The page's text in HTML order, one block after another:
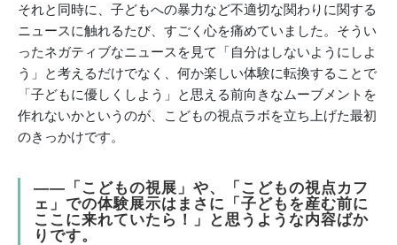
それと同時に、子どもへの暴力など不適切な関わりに関する
ニュースに触れるたび、すごく心を痛めていました。そうい
ったネガティブなニュースを見て「自分はしないようにしよ
う」と考えるだけでなく、何か楽しい体験に転換することで
「子どもに優しくしよう」と思える前向きなムーブメントを
作れないかというのが、こどもの視点ラボを立ち上げた最初
のきっかけです。
――「こどもの視展」や、「こどもの視点カフ
ェ」での体験展示はまさに「子どもを産む前に
ここに来れていたら！」と思うような内容ばか
りです。